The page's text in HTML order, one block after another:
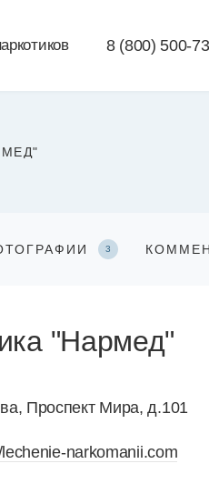
8 (800) 500-
3
"Нармед"
Проспект Мира, д.101
narkomanii.com